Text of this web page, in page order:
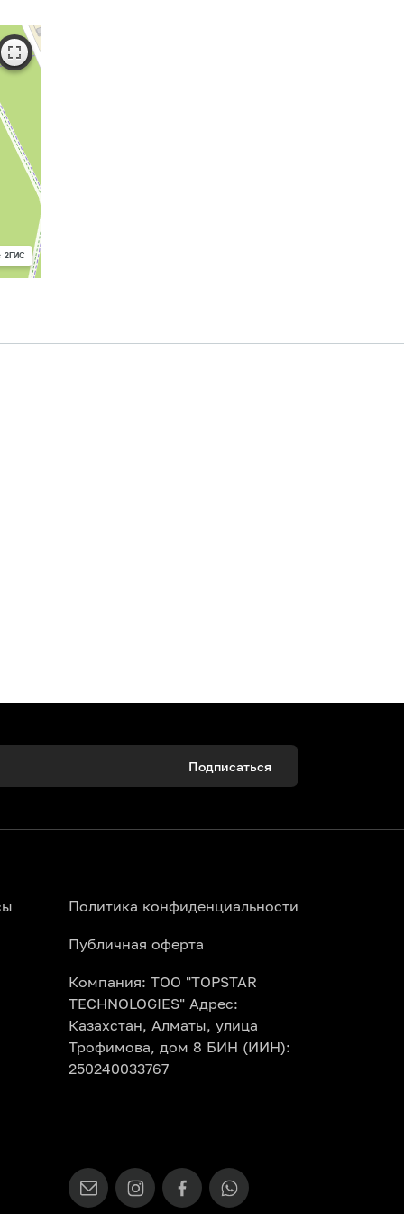
2ГИС
Подписаться
Политика конфиденциальности
Публичная оферта
Компания: ТОО "TOPSTAR
TECHNOLOGIES" Адрес:
Казахстан, Алматы, улица
Трофимова, дом 8 БИН (ИИН):
250240033767